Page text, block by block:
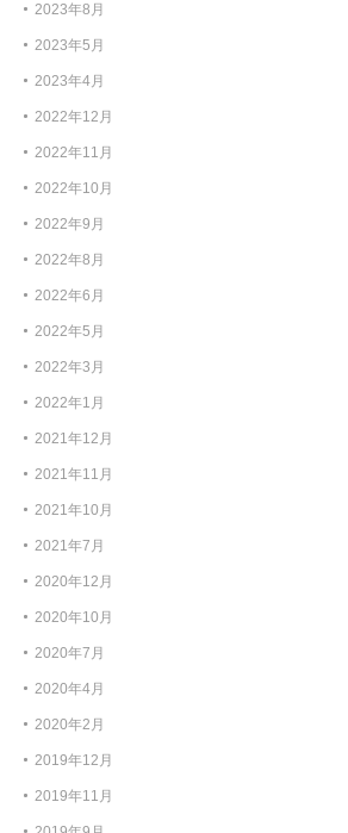
2023年8月
2023年5月
2023年4月
2022年12月
2022年11月
2022年10月
2022年9月
2022年8月
2022年6月
2022年5月
2022年3月
2022年1月
2021年12月
2021年11月
2021年10月
2021年7月
2020年12月
2020年10月
2020年7月
2020年4月
2020年2月
2019年12月
2019年11月